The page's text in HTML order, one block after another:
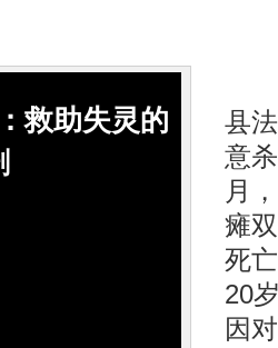
救助失灵的
县
意
月
瘫
死
20
因